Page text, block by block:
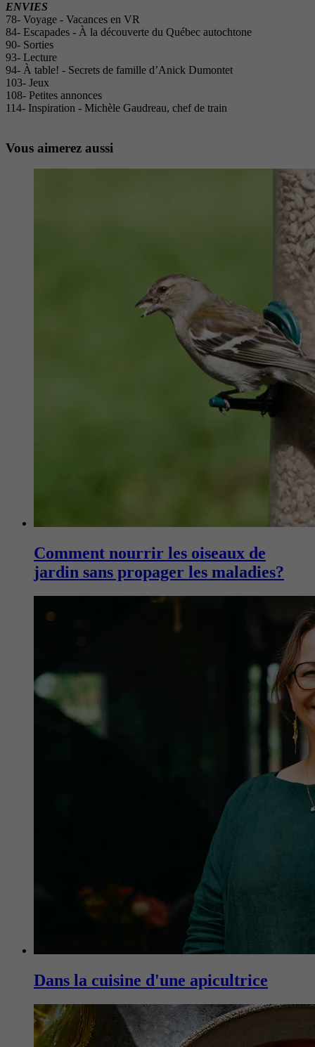
ENVIES
78- Voyage - Vacances en VR
84- Escapades - À la découverte du Québec autochtone
90- Sorties
93- Lecture
94- À table! - Secrets de famille d’Anick Dumontet
103- Jeux
108- Petites annonces
114- Inspiration - Michèle Gaudreau, chef de train
Vous aimerez aussi
Comment nourrir les oiseaux de
jardin sans propager les maladies?
Dans la cuisine d'une apicultrice